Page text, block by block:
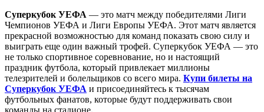
Суперкубок УЕФА — это матч между победителями Лиги
Чемпионов УЕФА и Лиги Европы УЕФА. Этот матч является
прекрасной возможностью для команд показать свою силу и
выиграть еще один важный трофей. Суперкубок УЕФА — это
не только спортивное соревнование, но и настоящий
праздник футбола, который привлекает миллионы
телезрителей и болельщиков со всего мира. Купи билеты на
Суперкубок УЕФА и присоединяйтесь к тысячам
футбольных фанатов, которые будут поддерживать свои
команды на стадионе.